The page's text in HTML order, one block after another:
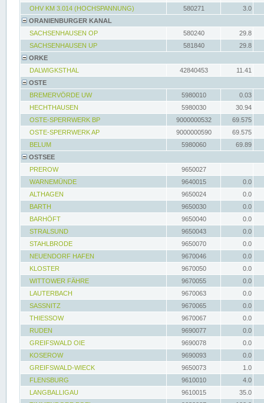
OHV KM 3.014 (HOCHSPANNUNG)
580271
3.0
ORANIENBURGER KANAL
SACHSENHAUSEN OP
580240
29.8
SACHSENHAUSEN UP
581840
29.8
ORKE
DALWIGKSTHAL
42840453
11.41
OSTE
BREMERVÖRDE UW
5980010
0.03
HECHTHAUSEN
5980030
30.94
OSTE-SPERRWERK BP
9000000532
69.575
OSTE-SPERRWERK AP
9000000590
69.575
BELUM
5980060
69.89
OSTSEE
PREROW
9650027
WARNEMÜNDE
9640015
0.0
ALTHAGEN
9650024
0.0
BARTH
9650030
0.0
BARHÖFT
9650040
0.0
STRALSUND
9650043
0.0
STAHLBRODE
9650070
0.0
NEUENDORF HAFEN
9670046
0.0
KLOSTER
9670050
0.0
WITTOWER FÄHRE
9670055
0.0
LAUTERBACH
9670063
0.0
SASSNITZ
9670065
0.0
THIESSOW
9670067
0.0
RUDEN
9690077
0.0
GREIFSWALD OIE
9690078
0.0
KOSEROW
9690093
0.0
GREIFSWALD-WIECK
9650073
1.0
FLENSBURG
9610010
4.0
LANGBALLIGAU
9610015
35.0